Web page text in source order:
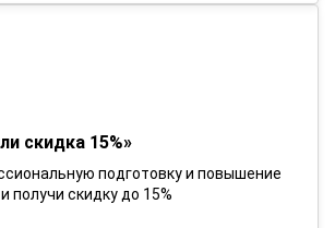
скидка 15%»
подготовку и повышение
получи скидку до 15%